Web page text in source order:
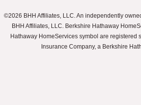
©2026 BHH Affiliates, LLC. An independently
BHH Affiliates, LLC. Berkshire Hathaway
Hathaway HomeServices symbol are registered
Insurance Company, a Berkshire